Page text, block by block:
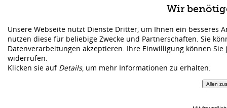
Wir
Unsere Webseite nutzt Dienste Dritter, um Ihnen ein besseres
nutzen diese für beliebige Zwecke und Partnerschaften. Sie
Datenverarbeitungen akzeptieren. Ihre Einwilligung können
widerrufen.
Klicken sie auf Details, um mehr Informationen zu erhalten.
Allen